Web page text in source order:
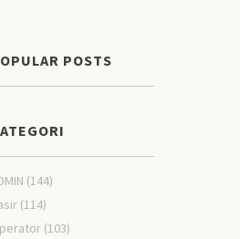
POSTS
(144)
(114)
(103)